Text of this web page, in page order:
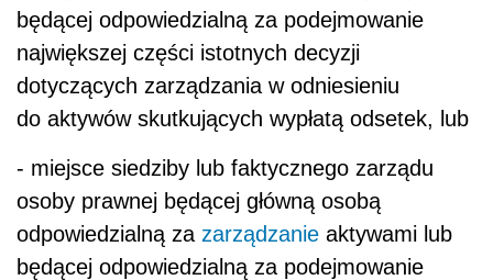
będącej odpowiedzialną za podejmowanie
największej części istotnych decyzji
dotyczących zarządzania w odniesieniu
do aktywów skutkujących wypłatą odsetek, lub
- miejsce siedziby lub faktycznego zarządu
osoby prawnej będącej główną osobą
odpowiedzialną za zarządzanie aktywami lub
będącej odpowiedzialną za podejmowanie